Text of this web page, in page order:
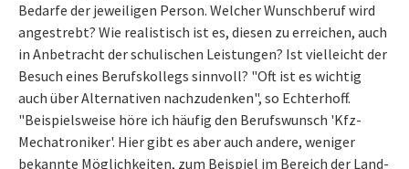
Bedarfe der jeweiligen Person. Welcher Wunschberuf wird
angestrebt? Wie realistisch ist es, diesen zu erreichen, auch
in Anbetracht der schulischen Leistungen? Ist vielleicht der
Besuch eines Berufskollegs sinnvoll? "Oft ist es wichtig
auch über Alternativen nachzudenken", so Echterhoff.
"Beispielsweise höre ich häufig den Berufswunsch 'Kfz-
Mechatroniker'. Hier gibt es aber auch andere, weniger
bekannte Möglichkeiten, zum Beispiel im Bereich der Land-